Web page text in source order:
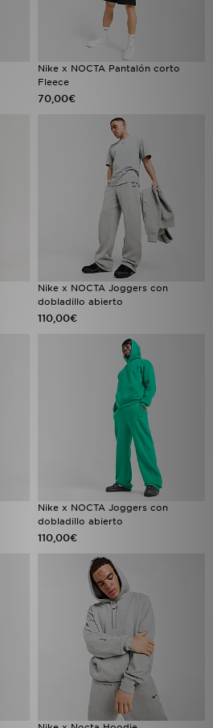
Nike x NOCTA Pantalón corto
Fleece
70,00€
Nike x NOCTA Joggers con
dobladillo abierto
110,00€
Nike x NOCTA Joggers con
dobladillo abierto
110,00€